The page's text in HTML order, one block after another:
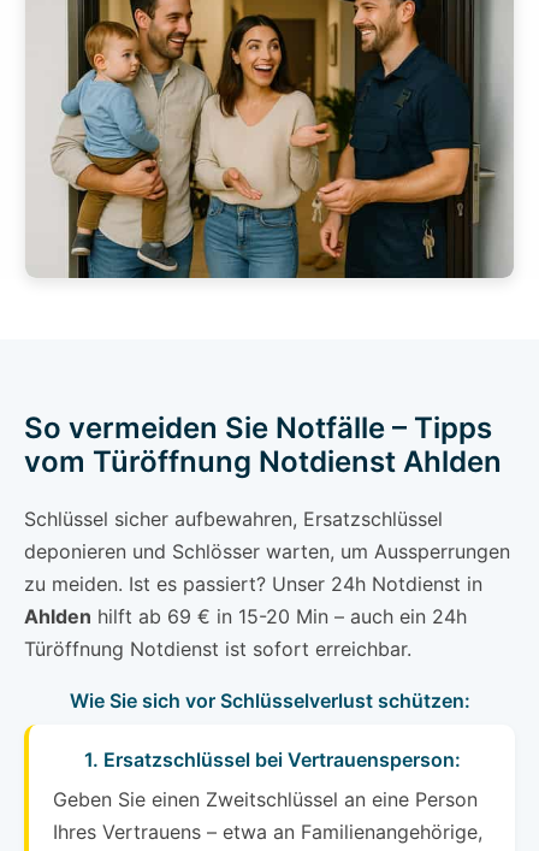
So vermeiden Sie Notfälle – Tipps
vom Türöffnung Notdienst Ahlden
Schlüssel sicher aufbewahren, Ersatzschlüssel
deponieren und Schlösser warten, um Aussperrungen
zu meiden. Ist es passiert? Unser 24h Notdienst in
Ahlden hilft ab 69 € in 15-20 Min – auch ein 24h
Türöffnung Notdienst ist sofort erreichbar.
Wie Sie sich vor Schlüsselverlust schützen:
1. Ersatzschlüssel bei Vertrauensperson:
Geben Sie einen Zweitschlüssel an eine Person
Ihres Vertrauens – etwa an Familienangehörige,